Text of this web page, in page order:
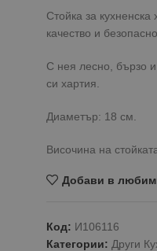
Стойка за
качество и
С нея лесно, бързо и
си хартия.
Диаметър: 18 см.
Височина на
Добави в
Код: И106116
Категории: Други